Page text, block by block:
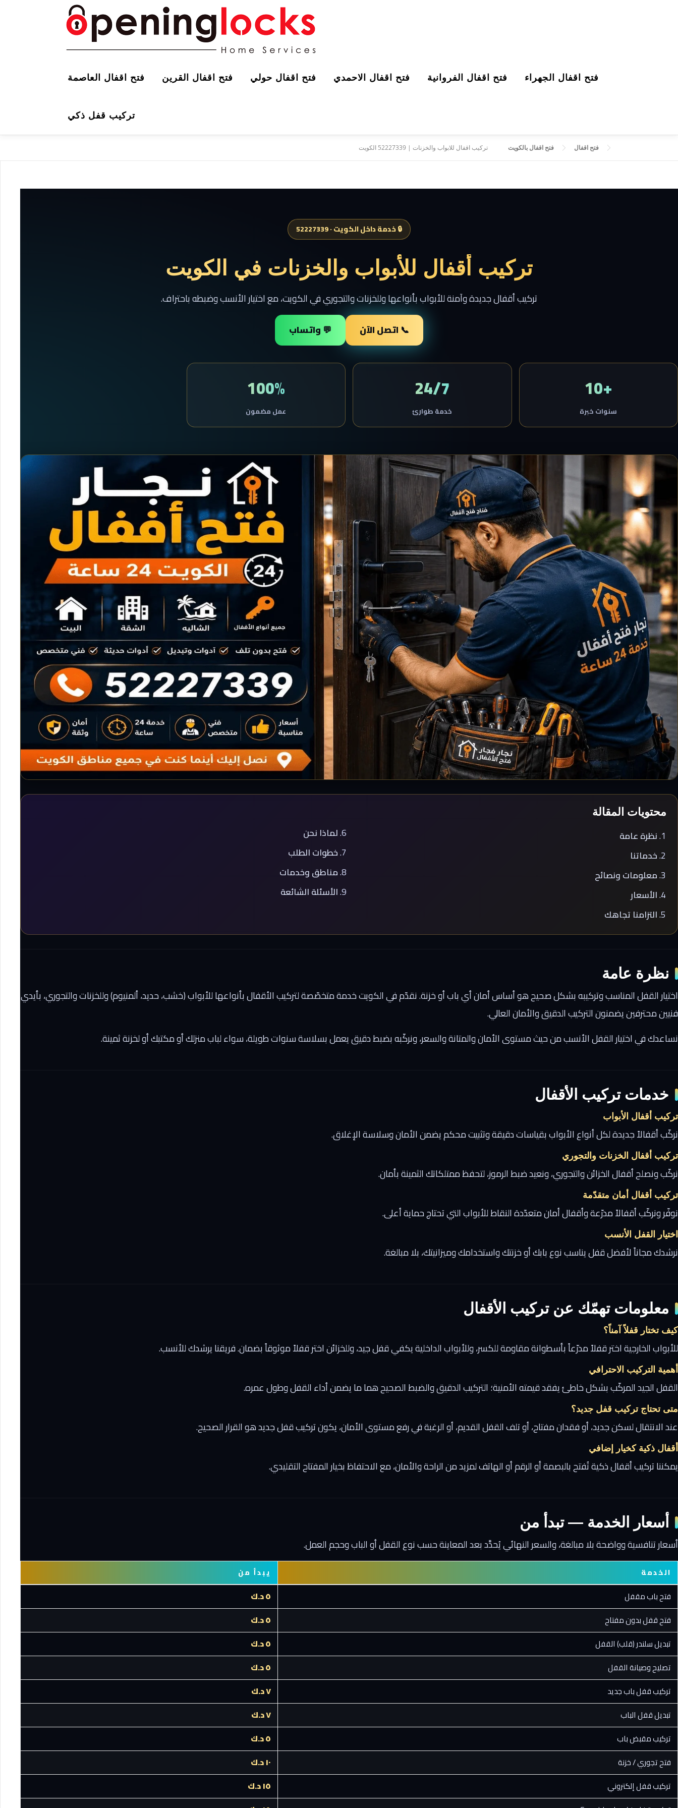
فتح اقفال العاصمة فتح اقفال القرين فتح اقفال حولي فتح اقفال الاحمدي فتح اقفال الفروانية فتح اقفال الجهراء
تركيب قفل ذكي
فتح اقفال فتح اقفال بالكويت تركيب اقفال للابواب والخزنات | 52227339 الكويت
🔒 خدمة داخل الكويت · 52227339
تركيب أقفال للأبواب والخزنات في الكويت
تركيب أقفال جديدة وآمنة للأبواب بأنواعها وللخزنات والتجوري في الكويت، مع اختيار الأنسب وضبطه باحتراف.
📞 اتصل الآن 💬 واتساب
+10
سنوات خبرة
24/7
خدمة طوارئ
100%
عمل مضمون
محتويات المقالة
نظرة عامة
خدماتنا
معلومات ونصائح
الأسعار
التزامنا تجاهك
لماذا نحن
خطوات الطلب
مناطق وخدمات
الأسئلة الشائعة
نظرة عامة
اختيار القفل المناسب وتركيبه بشكل صحيح هو أساس أمان أي باب أو خزنة. نقدّم في الكويت خدمة متخصّصة لتركيب الأقفال بأنواعها للأبواب (خشب، حديد، ألمنيوم) وللخزنات والتجوري، بأيدي
فنيين محترفين يضمنون التركيب الدقيق والأمان العالي.
نساعدك في اختيار القفل الأنسب من حيث مستوى الأمان والمتانة والسعر، ونركّبه بضبط دقيق يعمل بسلاسة سنوات طويلة، سواء لباب منزلك أو مكتبك أو لخزنة ثمينة.
خدمات تركيب الأقفال
تركيب أقفال الأبواب
نركّب أقفالاً جديدة لكل أنواع الأبواب بقياسات دقيقة وتثبيت محكم يضمن الأمان وسلاسة الإغلاق.
تركيب أقفال الخزنات والتجوري
نركّب ونصلح أقفال الخزائن والتجوري، ونعيد ضبط الرموز، لتحفظ ممتلكاتك الثمينة بأمان.
تركيب أقفال أمان متقدّمة
نوفّر ونركّب أقفالاً مدرّعة وأقفال أمان متعدّدة النقاط للأبواب التي تحتاج حماية أعلى.
اختيار القفل الأنسب
نرشدك مجاناً لأفضل قفل يناسب نوع بابك أو خزنتك واستخدامك وميزانيتك، بلا مبالغة.
معلومات تهمّك عن تركيب الأقفال
كيف تختار قفلاً آمناً؟
للأبواب الخارجية اختر قفلاً مدرّعاً بأسطوانة مقاومة للكسر، وللأبواب الداخلية يكفي قفل جيد، وللخزائن اختر قفلاً موثوقاً بضمان. فريقنا يرشدك للأنسب.
أهمية التركيب الاحترافي
القفل الجيد المركّب بشكل خاطئ يفقد قيمته الأمنية؛ التركيب الدقيق والضبط الصحيح هما ما يضمن أداء القفل وطول عمره.
متى تحتاج تركيب قفل جديد؟
عند الانتقال لسكن جديد، أو فقدان مفتاح، أو تلف القفل القديم، أو الرغبة في رفع مستوى الأمان، يكون تركيب قفل جديد هو القرار الصحيح.
أقفال ذكية كخيار إضافي
يمكننا تركيب أقفال ذكية تُفتح بالبصمة أو الرقم أو الهاتف لمزيد من الراحة والأمان، مع الاحتفاظ بخيار المفتاح التقليدي.
أسعار الخدمة — تبدأ من
أسعار تنافسية وواضحة بلا مبالغة، والسعر النهائي يُحدَّد بعد المعاينة حسب نوع القفل أو الباب وحجم العمل.
الخدمة يبدأ من
فتح باب مقفل
٥ د.ك
فتح قفل بدون مفتاح
٥ د.ك
تبديل سلندر (قلب) القفل
٥ د.ك
تصليح وصيانة القفل
٥ د.ك
تركيب قفل باب جديد
٧ د.ك
تبديل قفل الباب
٧ د.ك
تركيب مقبض باب
٥ د.ك
فتح تجوري / خزنة
١٠ د.ك
تركيب قفل إلكتروني
١٥ د.ك